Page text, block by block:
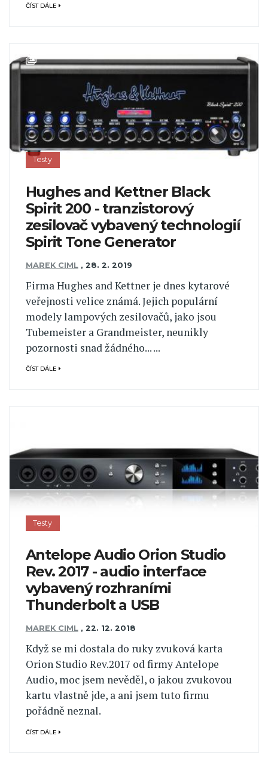
ČÍST DÁLE
Testy
Hughes and Kettner Black
Spirit 200 - tranzistorový
zesilovač vybavený technologií
Spirit Tone Generator
MAREK CIML , 28. 2. 2019
Firma Hughes and Kettner je dnes kytarové
veřejnosti velice známá. Jejich populární
modely lampových zesilovačů, jako jsou
Tubemeister a Grandmeister, neunikly
pozornosti snad žádného... ...
ČÍST DÁLE
Testy
Antelope Audio Orion Studio
Rev. 2017 - audio interface
vybavený rozhraními
Thunderbolt a USB
MAREK CIML , 22. 12. 2018
Když se mi dostala do ruky zvuková karta
Orion Studio Rev.2017 od firmy Antelope
Audio, moc jsem nevěděl, o jakou zvukovou
kartu vlastně jde, a ani jsem tuto firmu
pořádně neznal.
ČÍST DÁLE